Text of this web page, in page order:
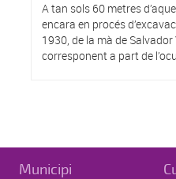
A tan sols 60 metres
encara en procés
1930, de la mà de
corresponent a part de
Municipi